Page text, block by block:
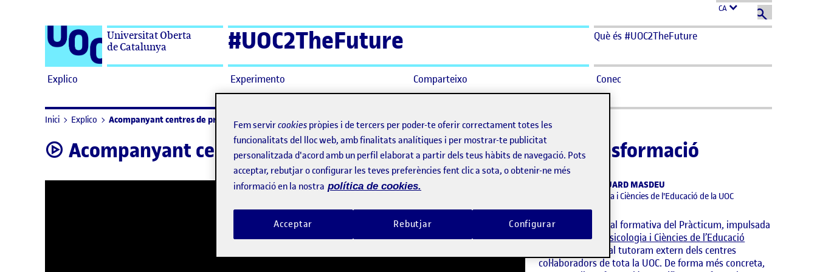
CA
Universitat Oberta
de Catalunya
#UOC2TheFuture Què és #UOC2TheFuture
Explico Experimento Comparteixo Conec
Inici Explico Acompanyant centres de pràctiques: de l’experiència a la transformació
video Acompanyant centres de pràctiques: de l’experiència a la transformació
CLARA SELVA I EDUARD MASDEU
Estudis de Psicologia i Ciències de l'Educació de la UOC
La microcredencial formativa del Pràcticum, impulsada
pels Estudis de Psicologia i Ciències de l’Educació
, s’adreça al tutoram extern dels centres
col·laboradors de tota la UOC. De forma més concreta,
Fem servircookies pròpies i de tercers per poder-te oferir correctament totes les
funcionalitats del lloc web, amb finalitats analítiques i per mostrar-te publicitat
personalitzada d'acord amb un perfil elaborat a partir dels teus hàbits de navegació. Pots
acceptar, rebutjar o configurar les teves preferències fent clic a sota, o obtenir-ne més
informació en la nostra política de cookies.
Rebutjar
Acceptar Configurar